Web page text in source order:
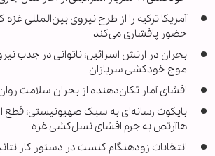
آمریکا ترکیه را از طرح نیروی بین‌المللی غزه
حضور پافشاری می‌کند
بحران در ارتش اسرائیل؛ ناتوانی در جذب
موج خودکشی سربازان
افشای آمار تکان‌دهنده از بحران سلامت
بایکوت رسانه‌ای به سبک صهیونیستی؛ قطع
هاآرتص به جرم افشای نسل‌کشی غزه
انتخابات زودهنگام کنست در دستور کار